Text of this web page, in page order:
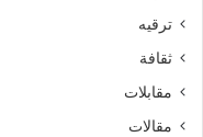
ترقيه
ثقافة
مقابلات
مقالات